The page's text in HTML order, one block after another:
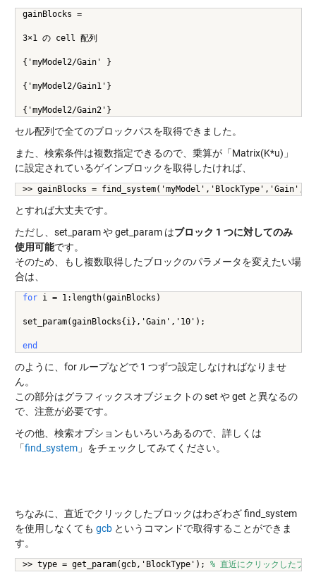
gainBlocks =
3×1 の cell 配列
{'myModel2/Gain' }
{'myModel2/Gain1'}
{'myModel2/Gain2'}
セル配列で全てのブロックパスを取得できました。
また、検索条件は複数指定できるので、乗算が「Matrix(K*u)」
に設定されているゲインブロックを取得したければ、
>> gainBlocks =
とすれば大丈夫です。
ただし、set_param や get_param はブロック 1 つに対してのみ
使用可能です。
そのため、もし複数取得したブロックのパラメータを変えたい場
合は、
for i = 1:length(gainBlocks)
set_param(gainBlocks{i},'Gain','10');
end
のように、for ループなどで 1 つずつ設定しなければなりませ
ん。
この部分はグラフィックスオブジェクトの set や get と異なるの
で、注意が必要です。
その他、検索オプションもいろいろあるので、詳しくは
「find_system」をチェックしてみてください。
ちなみに、直近でクリックしたブロックはわざわざ find_system
を使用しなくても gcbというコマンドで取得することができま
す。
>> type = get_param(gcb,'BlockType'); % 直近にクリックしたブ